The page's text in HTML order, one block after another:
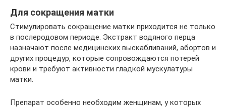
Для сокращения матки
Стимулировать сокращение матки приходится не только
в послеродовом периоде. Экстракт водяного перца
назначают после медицинских выскабливаний, абортов и
других процедур, которые сопровождаются потерей
крови и требуют активности гладкой мускулатуры
матки.
Препарат особенно необходим женщинам, у которых